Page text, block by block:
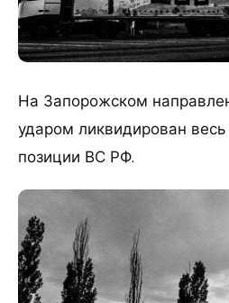
На Запорожском
ударом ликвидирован
позиции ВС РФ.